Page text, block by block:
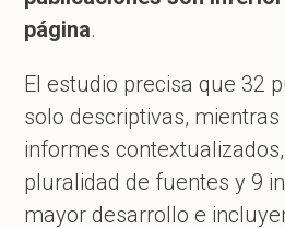
página.
El estudio precisa que 32
solo descriptivas,
informes
pluralidad de fuentes y 9
mayor desarrollo e